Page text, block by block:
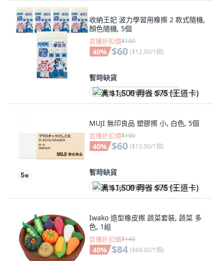
收納王妃 波力學習用橡擦 2 款式隨機,
顏色隨機, 5個
首購折扣價$100
40% $60 ($12.00/1個)
暫時缺貨
满 $1,500 再省 $75 (王道卡)
MUJI 無印良品 塑膠擦 小, 白色, 5個
首購折扣價$100
40% $60 ($12.00/1個)
暫時缺貨
满 $1,500 再省 $75 (王道卡)
Iwako 造型橡皮擦 蔬菜套裝, 蔬菜 多
色, 1組
首購折扣價$140
40% $84 ($84.00/1個)